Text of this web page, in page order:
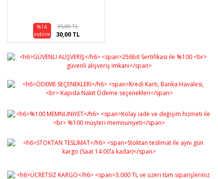
%14
indirim
35,00 TL
30,00 TL